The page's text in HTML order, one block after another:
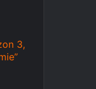
3,